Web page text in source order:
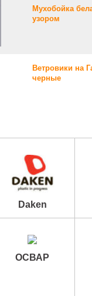
Мухобойка
узором
Ветровики на
черные
Daken
ОСВАР